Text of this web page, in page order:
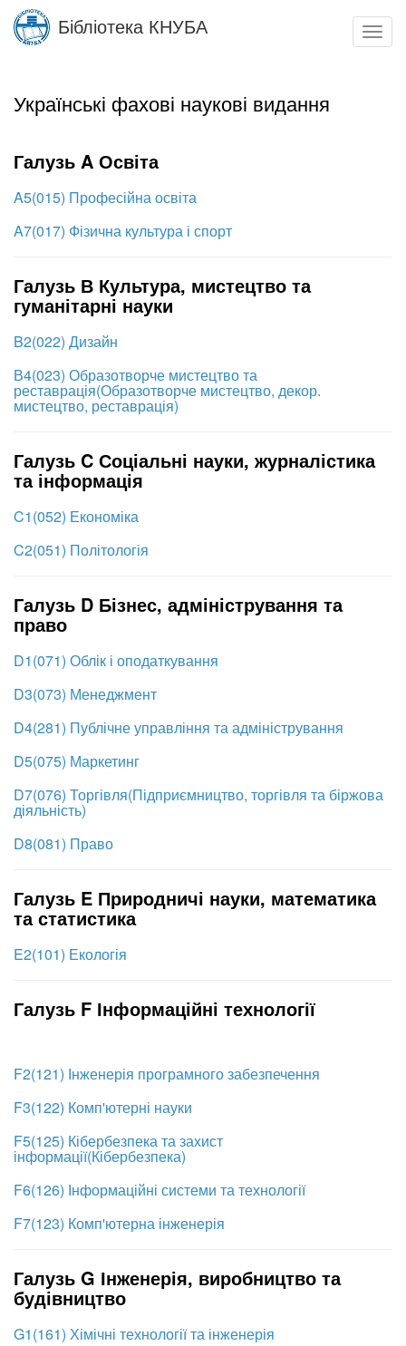
Skip
main
Бібліотека КНУБА
Українські фахові наукові видання
Галузь A Освіта
A5(015) Професійна освіта
A7(017) Фізична культура і спорт
Галузь В Культура, мистецтво та
гуманітарні науки
B2(022) Дизайн
В4(023) Образотворче мистецтво та
реставрація(Образотворче мистецтво, декор.
мистецтво, реставрація)
Галузь C Соціальні науки, журналістика
та інформація
C1(052) Економіка
C2(051) Політологія
Галузь D Бізнес, адміністрування та
право
D1(071) Облік і оподаткування
D3(073) Менеджмент
D4(281) Публічне управління та адміністрування
D5(075) Маркетинг
D7(076) Торгівля(Підприємництво, торгівля та біржова
діяльність)
D8(081) Право
Галузь E Природничі науки, математика
та статистика
E2(101) Екологія
Галузь F Інформаційні технології
F2(121) Інженерія програмного забезпечення
F3(122) Комп'ютерні науки
F5(125) Кібербезпека та захист
інформації(Кібербезпека)
F6(126) Інформаційні системи та технології
F7(123) Комп'ютерна інженерія
Галузь G Інженерія, виробництво та
будівництво
G1(161) Хімічні технології та інженерія